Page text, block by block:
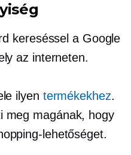
kereséssel a Google
az interneten.
ilyen termékekhez.
meg magának, hogy
lehetőséget.